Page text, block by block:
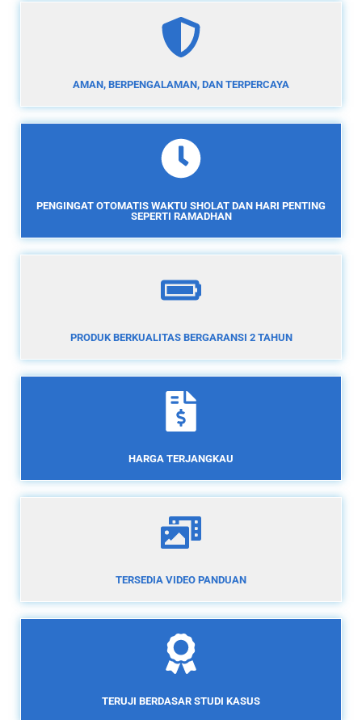
AMAN, BERPENGALAMAN, DAN TERPERCAYA
PENGINGAT OTOMATIS WAKTU SHOLAT DAN HARI PENTING
SEPERTI RAMADHAN
PRODUK BERKUALITAS BERGARANSI 2 TAHUN
HARGA TERJANGKAU
TERSEDIA VIDEO PANDUAN
TERUJI BERDASAR STUDI KASUS